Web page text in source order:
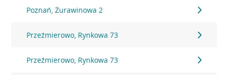
Poznań, Żurawinowa 2
Przeźmierowo, Rynkowa 73
Przeźmierowo, Rynkowa 73